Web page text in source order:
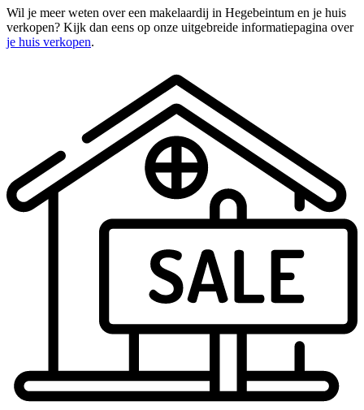
Wil je meer weten over een makelaardij in Hegebeintum en je huis
verkopen? Kijk dan eens op onze uitgebreide informatiepagina over
je huis verkopen.